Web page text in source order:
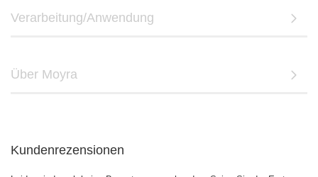
Verarbeitung/Anwendung
Über Moyra
Kundenrezensionen